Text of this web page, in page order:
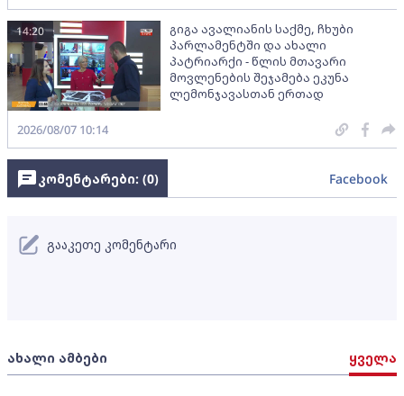
გიგა ავალიანის საქმე, ჩხუბი
პარლამენტში და ახალი
პატრიარქი - წლის მთავარი
მოვლენების შეჯამება ეკუნა
ლემონჯავასთან ერთად
14:20
2026/08/07 10:14
ახალი ამბები ყველა
კომენტარები: (0) Facebook
გააკეთე კომენტარი